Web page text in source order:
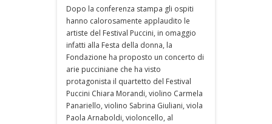
Dopo la conferenza stampa gli ospiti
hanno calorosamente applaudito le
artiste del Festival Puccini, in omaggio
infatti alla Festa della donna, la
Fondazione ha proposto un concerto di
arie pucciniane che ha visto
protagonista il quartetto del Festival
Puccini Chiara Morandi, violino Carmela
Panariello, violino Sabrina Giuliani, viola
Paola Arnaboldi, violoncello, al